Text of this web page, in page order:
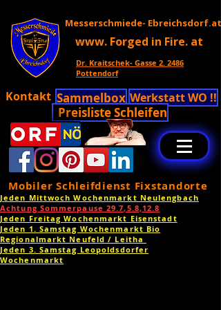
Messerschmiede- Ebreichsdorf.at
www. Forged in Fire. at
Dr. Kraitschek- Gasse 2. 2486
Pottendorf
Kontakt Sammelbox Werkstatt WO !!
Preisliste Schleifen
Mobiler Schleifdienst Fixstandorte
Jeden Mittwoch Wochenmarkt Neulengbach
Achtung Sommerpause 29.7,5.8,12.8
Jeden Freitag Wochenmarkt Eisenstadt
Jeden 1. Samstag Wochenmarkt Bio
Regionalmarkt Neufeld / Leitha
Jeden 3. Samstag Leopoldsdorfer
Wochenmarkt